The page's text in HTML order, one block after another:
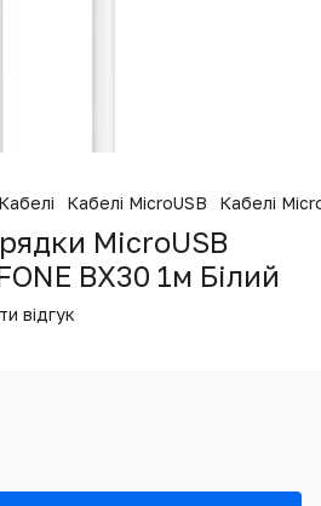
Кабелі Кабелі MicroUSB Кабелі
MicroUSB
BX30 1м Білий
відгук